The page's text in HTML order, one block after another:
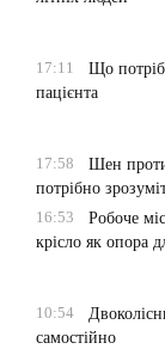
17:11
Що
пацієнта
17:58
Шен
потрібно
16:53
Робоче
крісло як опора
10:54
самостійно